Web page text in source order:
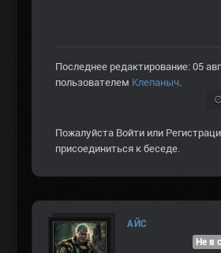
Последнее редактирование: 05
пользователем Клепаныч.
Пожалуйста Войти или
присоединиться к беседе.
AЙС
Не в